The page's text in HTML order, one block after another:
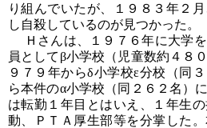
り組んでいたが、１９８３年２
し自殺しているのが見つかった。
Ｈさんは、１９７６年に大学
員としてβ小学校（児童数約４８
９７９年からδ小学校ε分校（同
ら本件のα小学校（同２６２名）
は転勤１年目とはいえ、１年生
動、ＰＴＡ厚生部等を分掌した